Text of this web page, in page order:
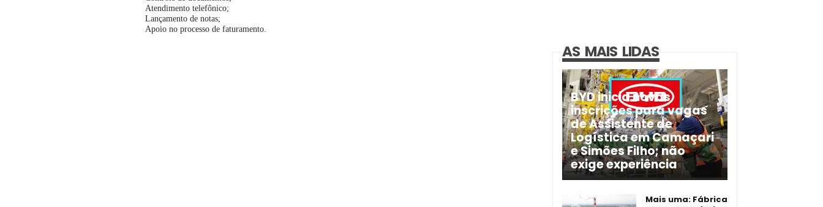
Atendimento telefônico;
Lançamento de notas;
Apoio no processo de faturamento.
AS MAIS LIDAS
BYD inicia novas
inscrições para vagas
de Assistente de
Logística em Camaçari
e Simões Filho; não
exige experiência
Mais uma: Fábrica